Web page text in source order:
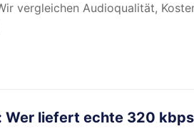
vergleichen Audioqualität,
Wer liefert echte 320